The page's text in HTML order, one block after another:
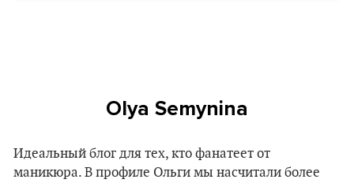
Olya Semynina
Идеальный блог для тех, кто фанатеет от
маникюра. В профиле Ольги мы насчитали более